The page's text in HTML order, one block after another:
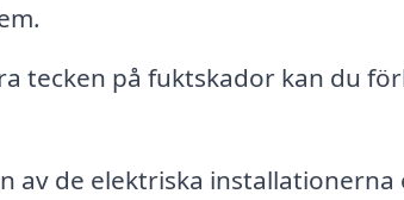
tecken på fuktskador kan du
av de elektriska